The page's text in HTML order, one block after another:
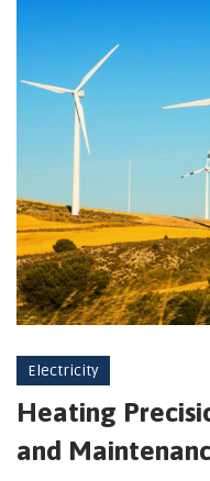
Electricity
Heating
and